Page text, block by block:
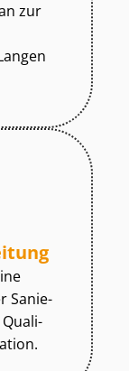
zur
Sa­nie­
Qua­li­